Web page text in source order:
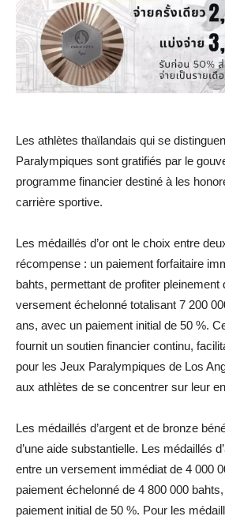
Les athlètes thaïlandais qui se
Paralympiques sont gratifiés par le
programme financier destiné à les
carrière sportive.
Les médaillés d’or ont le choix entre
récompense : un paiement forfaitaire
bahts, permettant de profiter
versement échelonné totalisant 7 200
ans, avec un paiement initial de 50 %.
fournit un soutien financier continu,
pour les Jeux Paralympiques de Los
aux athlètes de se concentrer sur leur
Les médaillés d’argent et de bronze
d’une aide substantielle. Les médaillés
entre un versement immédiat de 4 000
paiement échelonné de 4 800 000
paiement initial de 50 %. Pour les